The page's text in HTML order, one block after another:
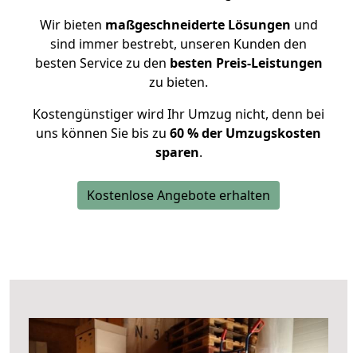
Wir bieten maßgeschneiderte Lösungen und
sind immer bestrebt, unseren Kunden den
besten Service zu den besten Preis-Leistungen
zu bieten.
Kostengünstiger wird Ihr Umzug nicht, denn bei
uns können Sie bis zu 60 % der Umzugskosten
sparen.
Kostenlose Angebote erhalten